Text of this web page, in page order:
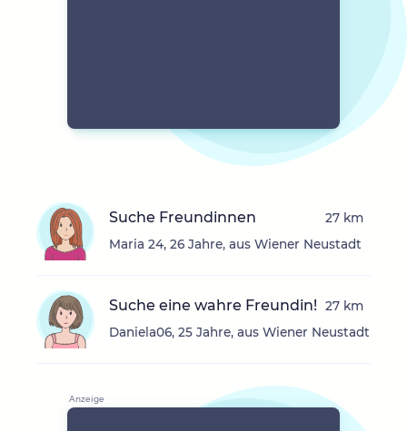
Suche Freundinnen
Maria 24, 26 Jahre, aus Wiener Neustadt
27 km
Suche eine wahre Freundin!
Daniela06, 25 Jahre, aus Wiener Neustadt
27 km